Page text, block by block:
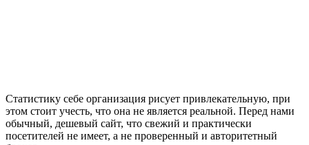
Статистику себе организация рисует привлекательную, при
этом стоит учесть, что она не является реальной. Перед нами
обычный, дешевый сайт, что свежий и практически
посетителей не имеет, а не проверенный и авторитетный